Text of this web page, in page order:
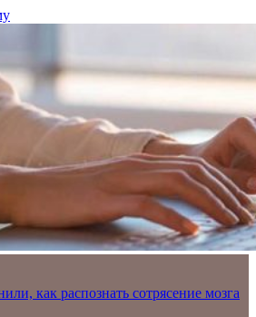
как распознать сотрясение мозга